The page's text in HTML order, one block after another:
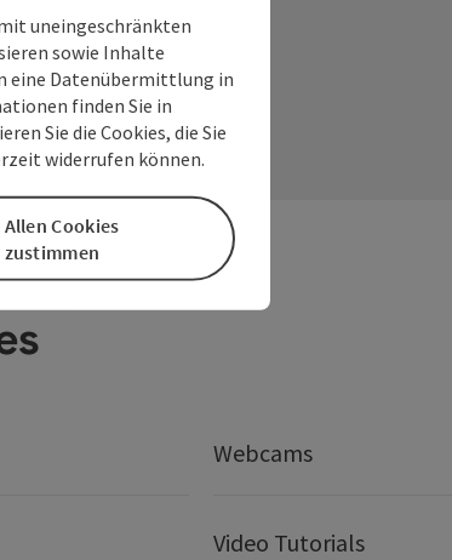
Webcams
Video Tutorials
uneingeschränkten
sowie Inhalte
eine Datenübermittlung in
finden Sie in
Sie die Cookies, die Sie
widerrufen können.
Allen Cookies
zustimmen